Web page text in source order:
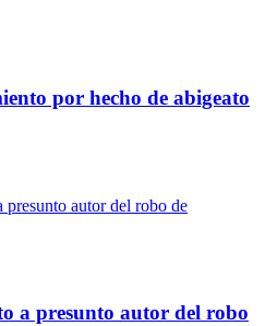
por hecho de abigeato
a presunto autor del robo